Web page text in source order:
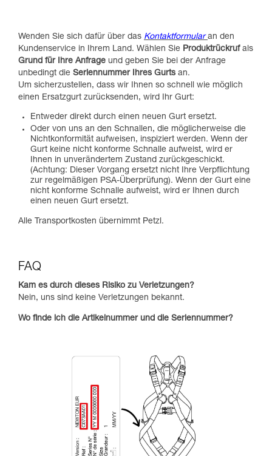
Wenden Sie sich dafür über das Kontaktformularan den
Kundenservice in Ihrem Land. Wählen Sie Produktrückruf als
Grund für Ihre Anfrage und geben Sie bei der Anfrage
unbedingt die Seriennummer Ihres Gurts an.
Um sicherzustellen, dass wir Ihnen so schnell wie möglich
einen Ersatzgurt zurücksenden, wird Ihr Gurt:
Entweder direkt durch einen neuen Gurt ersetzt.
Oder von uns an den Schnallen, die möglicherweise die
Nichtkonformität aufweisen, inspiziert werden. Wenn der
Gurt keine nicht konforme Schnalle aufweist, wird er
Ihnen in unverändertem Zustand zurückgeschickt.
(Achtung: Dieser Vorgang ersetzt nicht Ihre Verpflichtung
zur regelmäßigen PSA-Überprüfung). Wenn der Gurt eine
nicht konforme Schnalle aufweist, wird er Ihnen durch
einen neuen Gurt ersetzt.
Alle Transportkosten übernimmt Petzl.
FAQ
Kam es durch dieses Risiko zu Verletzungen?
Nein, uns sind keine Verletzungen bekannt.
Wo finde ich die Artikelnummer und die Seriennummer?